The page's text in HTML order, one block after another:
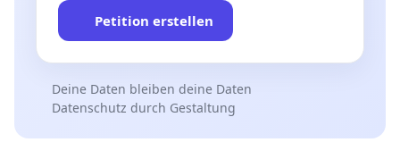
Petition erstellen
Deine Daten bleiben deine Daten
Datenschutz durch Gestaltung